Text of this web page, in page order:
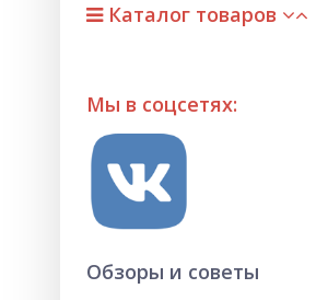
Каталог товаров
Мы в соцсетях:
Обзоры и советы